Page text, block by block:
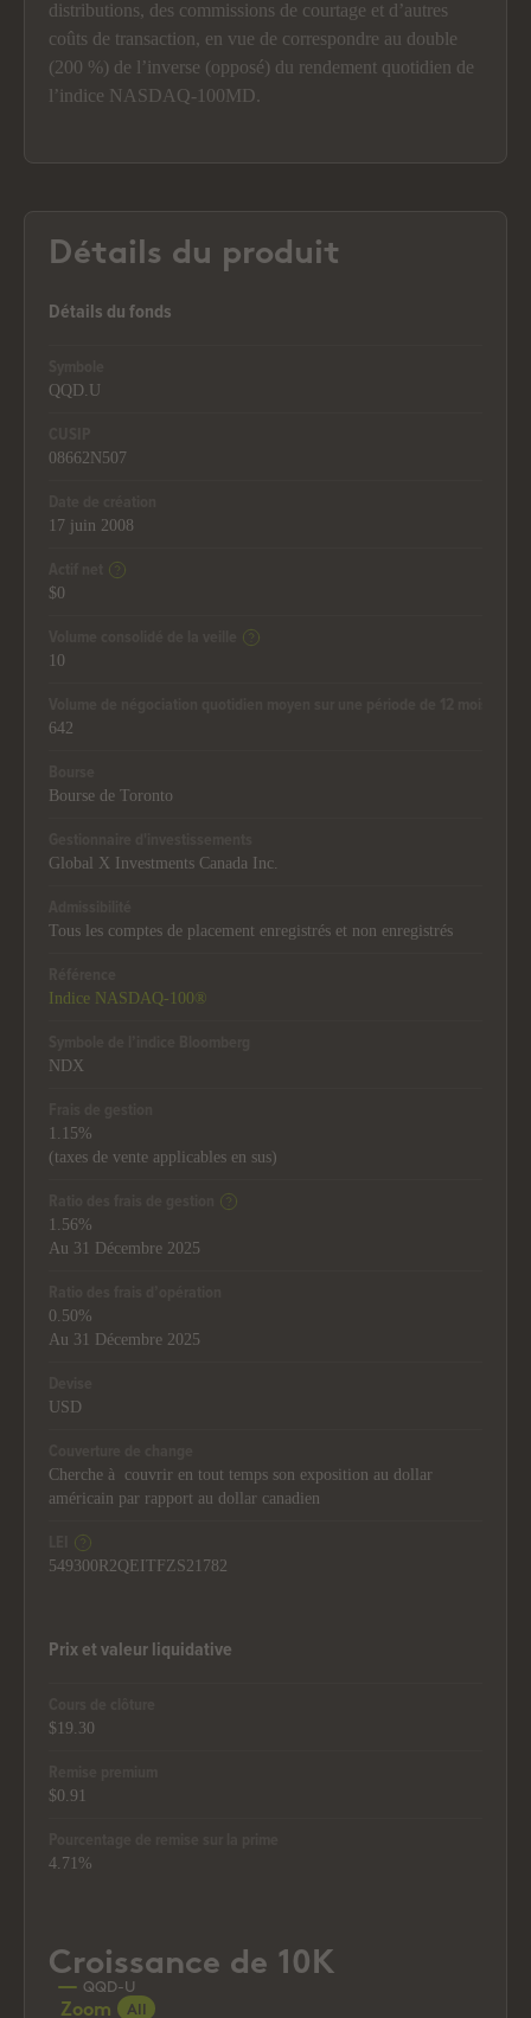
distributions, des commissions de courtage et d’autres
coûts de transaction, en vue de correspondre au double
(200 %) de l’inverse (opposé) du rendement quotidien de
l’indice NASDAQ-100MD.
Détails du produit
Détails du fonds
QQD.U
08662N507
17 juin 2008
$0
10
642
Bourse de Toronto
Global X Investments Canada Inc.
Tous les comptes de placement enregistrés et non enregistrés
Indice NASDAQ-100®
NDX
1.15%
(taxes de vente applicables en sus)
1.56%
Au 31 Décembre 2025
0.50%
Au 31 Décembre 2025
USD
Cherche à couvrir en tout temps son exposition au dollar
américain par rapport au dollar canadien
549300R2QEITFZS21782
Prix et valeur liquidative
$19.30
$0.91
4.71%
Croissance de 10K
Line chart with 218 data points.
The chart has 1 X axis displaying Time. Data ranges from
Croissance de 10K
Zoom All
QQD-U